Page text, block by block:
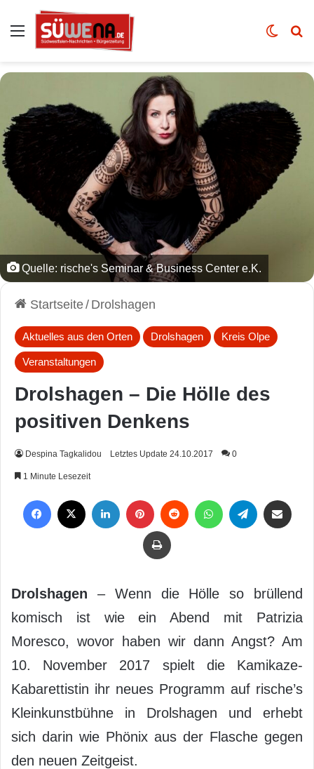
Auswahl Skin
Quelle: rische's Seminar & Business Center e.K.
Startseite/ Drolshagen
Aktuelles aus den Orten Drolshagen Kreis Olpe
Veranstaltungen
Drolshagen – Die Hölle des
positiven Denkens
Despina Tagkalidou Letztes Update 24.10.2017 0
1 Minute Lesezeit
Drucken
Drolshagen – Wenn die Hölle so brüllend
komisch ist wie ein Abend mit Patrizia
Moresco, wovor haben wir dann Angst? Am
10. November 2017 spielt die Kamikaze-
Kabarettistin ihr neues Programm auf rische’s
Kleinkunstbühne in Drolshagen und erhebt
sich darin wie Phönix aus der Flasche gegen
den neuen Zeitgeist.